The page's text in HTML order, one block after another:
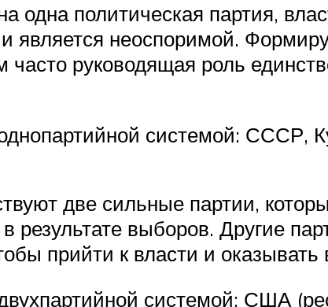
одна политическая партия,
и является неоспоримой.
руководящая роль
системой: СССР,
две сильные партии,
результате выборов. Другие
прийти к власти и
системой: США